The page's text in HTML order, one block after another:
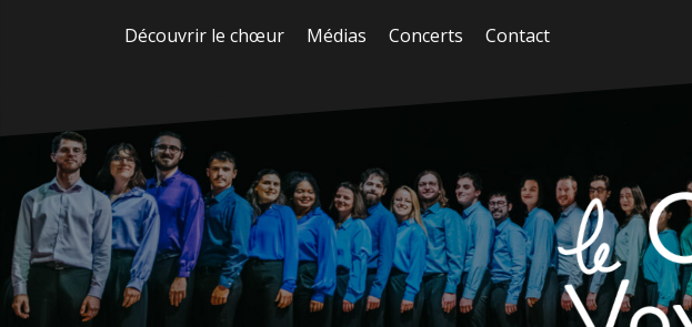
Découvrir le chœur Médias Concerts Contact